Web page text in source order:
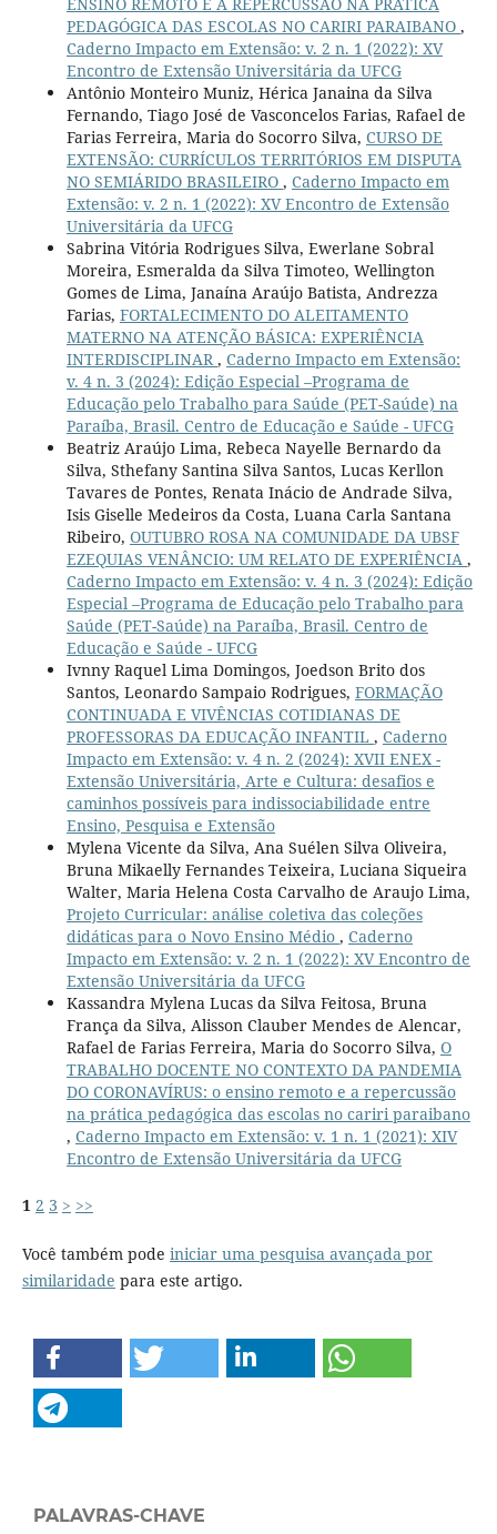
PEDAGÓGICA DAS ESCOLAS NO CARIRI PARAIBANO ,
Caderno Impacto em Extensão: v. 2 n. 1 (2022): XV
Encontro de Extensão Universitária da UFCG
Antônio Monteiro Muniz, Hérica Janaina da Silva
Fernando, Tiago José de Vasconcelos Farias, Rafael de
Farias Ferreira, Maria do Socorro Silva, CURSO DE
EXTENSÃO: CURRÍCULOS TERRITÓRIOS EM DISPUTA
NO SEMIÁRIDO BRASILEIRO , Caderno Impacto em
Extensão: v. 2 n. 1 (2022): XV Encontro de Extensão
Universitária da UFCG
Sabrina Vitória Rodrigues Silva, Ewerlane Sobral
Moreira, Esmeralda da Silva Timoteo, Wellington
Gomes de Lima, Janaína Araújo Batista, Andrezza
Farias, FORTALECIMENTO DO ALEITAMENTO
MATERNO NA ATENÇÃO BÁSICA: EXPERIÊNCIA
INTERDISCIPLINAR , Caderno Impacto em Extensão:
v. 4 n. 3 (2024): Edição Especial –Programa de
Educação pelo Trabalho para Saúde (PET-Saúde) na
Paraíba, Brasil. Centro de Educação e Saúde - UFCG
Beatriz Araújo Lima, Rebeca Nayelle Bernardo da
Silva, Sthefany Santina Silva Santos, Lucas Kerllon
Tavares de Pontes, Renata Inácio de Andrade Silva,
Isis Giselle Medeiros da Costa, Luana Carla Santana
Ribeiro, OUTUBRO ROSA NA COMUNIDADE DA UBSF
EZEQUIAS VENÂNCIO: UM RELATO DE EXPERIÊNCIA ,
Caderno Impacto em Extensão: v. 4 n. 3 (2024): Edição
Especial –Programa de Educação pelo Trabalho para
Saúde (PET-Saúde) na Paraíba, Brasil. Centro de
Educação e Saúde - UFCG
Ivnny Raquel Lima Domingos, Joedson Brito dos
Santos, Leonardo Sampaio Rodrigues, FORMAÇÃO
CONTINUADA E VIVÊNCIAS COTIDIANAS DE
PROFESSORAS DA EDUCAÇÃO INFANTIL , Caderno
Impacto em Extensão: v. 4 n. 2 (2024): XVII ENEX -
Extensão Universitária, Arte e Cultura: desafios e
caminhos possíveis para indissociabilidade entre
Ensino, Pesquisa e Extensão
Mylena Vicente da Silva, Ana Suélen Silva Oliveira,
Bruna Mikaelly Fernandes Teixeira, Luciana Siqueira
Walter, Maria Helena Costa Carvalho de Araujo Lima,
Projeto Curricular: análise coletiva das coleções
didáticas para o Novo Ensino Médio , Caderno
Impacto em Extensão: v. 2 n. 1 (2022): XV Encontro de
Extensão Universitária da UFCG
Kassandra Mylena Lucas da Silva Feitosa, Bruna
França da Silva, Alisson Clauber Mendes de Alencar,
Rafael de Farias Ferreira, Maria do Socorro Silva, O
TRABALHO DOCENTE NO CONTEXTO DA PANDEMIA
DO CORONAVÍRUS: o ensino remoto e a repercussão
na prática pedagógica das escolas no cariri paraibano
, Caderno Impacto em Extensão: v. 1 n. 1 (2021): XIV
Encontro de Extensão Universitária da UFCG
1 2 3 > >>
Você também pode iniciar uma pesquisa avançada por
similaridade para este artigo.
PALAVRAS-CHAVE